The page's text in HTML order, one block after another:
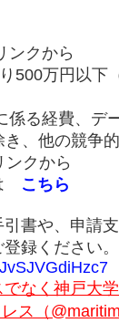
ンクから
万円以下
る経費、デ
、他の競争
ンクから
こちら
書や、申請
録ください。
なく神戸大
ス（